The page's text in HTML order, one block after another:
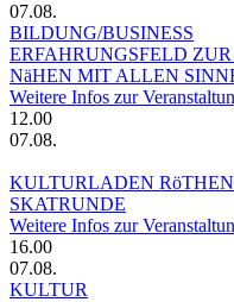
07.08.
BILDUNG/BUSINESS
ERFAHRUNGSFELD
NäHEN MIT ALLEN
Weitere Infos zur
12.00
07.08.
KULTURLADEN
SKATRUNDE
Weitere Infos zur
16.00
07.08.
KULTUR